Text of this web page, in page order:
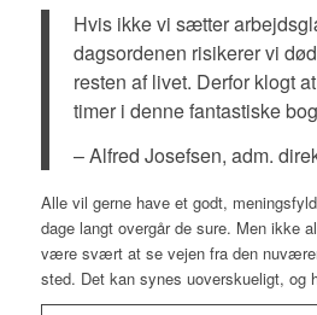
Hvis ikke vi sætter
dagsordenen risikerer vi
resten af livet. Derfor klogt
timer i denne fantastiske
– Alfred Josefsen, adm.
Alle vil gerne have et godt,
dage langt overgår de sure. Men ikke
være svært at se vejen fra den
sted. Det kan synes uoverskueligt, og